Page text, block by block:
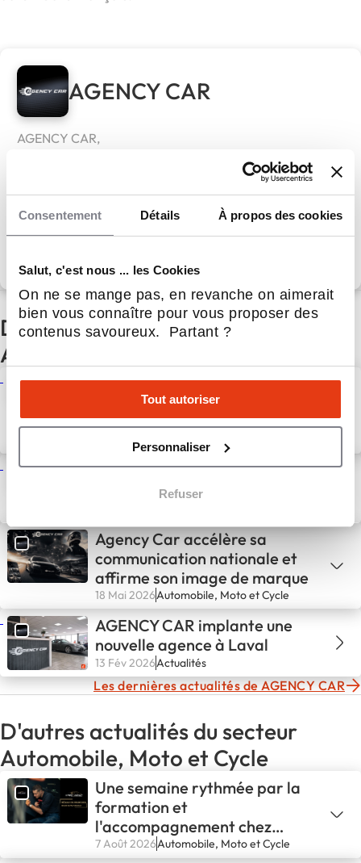
Consentement Détails À propos des cookies
Salut, c'est nous ... les Cookies
On ne se mange pas, en revanche on aimerait
bien vous connaître pour vous proposer des
contenus savoureux. Partant ?
Tout autoriser
Personnaliser
Refuser
AGENCY CAR
AGENCY CAR,
Apport personnel :25 000 €
D'autres actualités du réseau
AGENCY CAR
Agency Car poursuit son
développement avec
l’ouverture de son agence
d’Avignon
1 Juil 2026 Actualités
Les ouvertures Agency Car du
deuxième trimestre 2026
Agency Car accélère sa
communication nationale et
affirme son image de marque
18 Mai 2026Automobile, Moto et Cycle
AGENCY CAR implante une
nouvelle agence à Laval
13 Fév 2026Actualités
Les dernières actualités de AGENCY CAR
D'autres actualités du secteur
Automobile, Moto et Cycle
Une semaine rythmée par la
formation et
l'accompagnement chez
X'PERT IMPACT
7 Août 2026Automobile, Moto et Cycle